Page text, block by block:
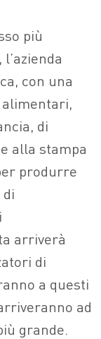
più
, l’azienda
con una
di
alla stampa
produrre
arriverà
di
a questi
ad
grande.